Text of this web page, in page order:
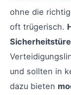
ohne die
oft trügerisch.
und sollten in
dazu bieten